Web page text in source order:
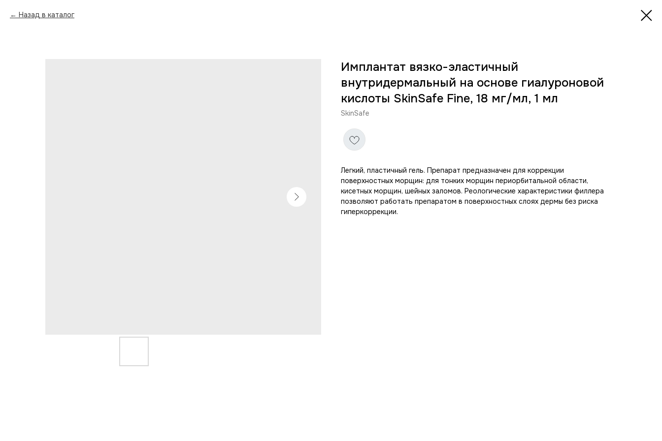
Назад в каталог
Имплантат вязко-эластичный
внутридермальный на основе гиалуроновой
кислоты SkinSafe Fine, 18 мг/мл, 1 мл
SkinSafe
Легкий, пластичный гель. Препарат предназначен для коррекции
поверхностных морщин: для тонких морщин периорбитальной области,
кисетных морщин, шейных заломов. Реологические характеристики филлера
позволяют работать препаратом в поверхностных слоях дермы без риска
гиперкоррекции.